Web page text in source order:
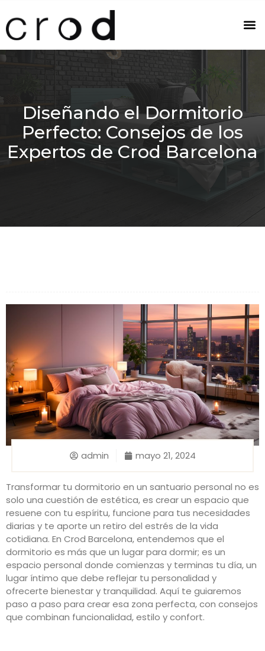
Diseñando el Dormitorio
Perfecto: Consejos de los
Expertos de Crod Barcelona
admin mayo 21, 2024
Transformar tu dormitorio en un santuario personal no es
solo una cuestión de estética, es crear un espacio que
resuene con tu espíritu, funcione para tus necesidades
diarias y te aporte un retiro del estrés de la vida
cotidiana. En Crod Barcelona, entendemos que el
dormitorio es más que un lugar para dormir; es un
espacio personal donde comienzas y terminas tu día, un
lugar íntimo que debe reflejar tu personalidad y
ofrecerte bienestar y tranquilidad. Aquí te guiaremos
paso a paso para crear esa zona perfecta, con consejos
que combinan funcionalidad, estilo y confort.